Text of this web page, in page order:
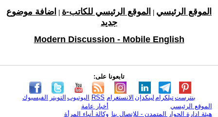
الموقع الرئيسي الموقع الرئيسي للكاتب-ة
اضافة موضوع
جديد
Modern Discussion - Mobile English
تابعونا على:
الفيسبوك التويتر اليوتيوب RSS الانستغرام لينكدإن تيلكرامبنترست
الموقع الرئيسي
هيئة ادارة الحوار المتمدن - للإتصال بنا
أخبار عامة
وكالة أنباء المرأة